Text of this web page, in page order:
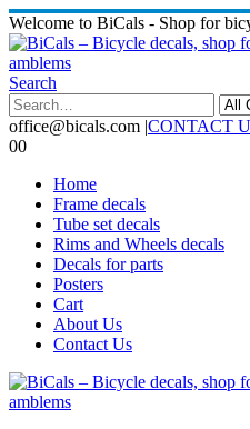
Welcome to BiCals - Shop for
Search
office@bicals.com |CONTACT
00
Home
Frame decals
Tube set decals
Rims and Wheels decals
Decals for parts
Posters
Cart
About Us
Contact Us